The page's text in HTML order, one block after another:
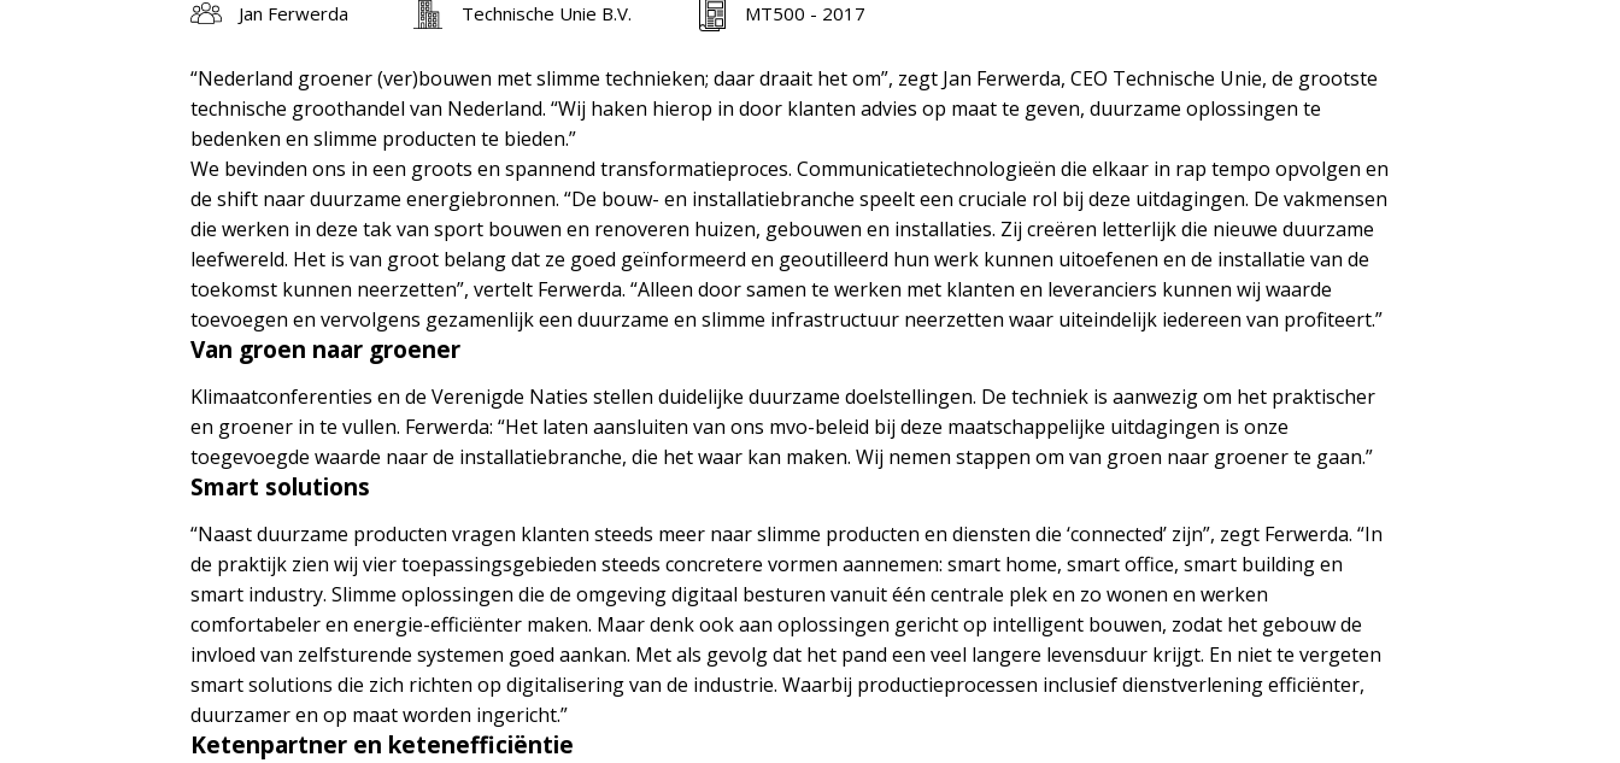
Jan Ferwerda Technische Unie B.V. MT500 - 2017
“Nederland groener (ver)bouwen met slimme technieken; daar draait het om”, zegt Jan Ferwerda, CEO Technische Unie, de grootste
technische groothandel van Nederland. “Wij haken hierop in door klanten advies op maat te geven, duurzame oplossingen te
bedenken en slimme producten te bieden.”
We bevinden ons in een groots en spannend transformatieproces. Communicatietechnologieën die elkaar in rap tempo opvolgen en
de shift naar duurzame energiebronnen. “De bouw- en installatiebranche speelt een cruciale rol bij deze uitdagingen. De vakmensen
die werken in deze tak van sport bouwen en renoveren huizen, gebouwen en installaties. Zij creëren letterlijk die nieuwe duurzame
leefwereld. Het is van groot belang dat ze goed geïnformeerd en geoutilleerd hun werk kunnen uitoefenen en de installatie van de
toekomst kunnen neerzetten”, vertelt Ferwerda. “Alleen door samen te werken met klanten en leveranciers kunnen wij waarde
toevoegen en vervolgens gezamenlijk een duurzame en slimme infrastructuur neerzetten waar uiteindelijk iedereen van profiteert.”
Van groen naar groener
Klimaatconferenties en de Verenigde Naties stellen duidelijke duurzame doelstellingen. De techniek is aanwezig om het praktischer
en groener in te vullen. Ferwerda: “Het laten aansluiten van ons mvo-beleid bij deze maatschappelijke uitdagingen is onze
toegevoegde waarde naar de installatiebranche, die het waar kan maken. Wij nemen stappen om van groen naar groener te gaan.”
Smart solutions
“Naast duurzame producten vragen klanten steeds meer naar slimme producten en diensten die ‘connected’ zijn”, zegt Ferwerda. “In
de praktijk zien wij vier toepassingsgebieden steeds concretere vormen aannemen: smart home, smart office, smart building en
smart industry. Slimme oplossingen die de omgeving digitaal besturen vanuit één centrale plek en zo wonen en werken
comfortabeler en energie-efficiënter maken. Maar denk ook aan oplossingen gericht op intelligent bouwen, zodat het gebouw de
invloed van zelfsturende systemen goed aankan. Met als gevolg dat het pand een veel langere levensduur krijgt. En niet te vergeten
smart solutions die zich richten op digitalisering van de industrie. Waarbij productieprocessen inclusief dienstverlening efficiënter,
duurzamer en op maat worden ingericht.”
Ketenpartner en ketenefficiëntie